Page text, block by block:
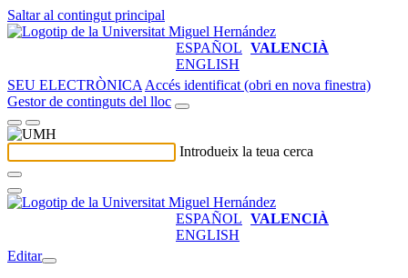
Saltar al contingut principal
ESPAÑOL VALENCIÀ
ENGLISH
SEU ELECTRÒNICA Accés identificat (obri en nova finestra)
Gestor de continguts del lloc
Introdueix la teua cerca
ESPAÑOL VALENCIÀ
ENGLISH
Editar